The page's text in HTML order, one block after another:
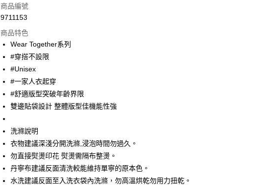
信用卡一次付款
Apple Pay
街口支付
悠遊付
大哥付你分期
相關說明
【大哥付你分期使用說明】
1.本服務由台灣大哥大提供，台灣大哥大用戶可立即使用無須另外申請。
2.付款方式選擇「大哥付你分期」，訂單成立後會自動跳轉到大哥付的交易
流程，驗證手機門號後，選擇欲分期的期數、繳款截止日，確認付款後即
完成交易。
4.訂單成立30分鐘內，如未前往確認交易或遇審核未通過，訂單將自動取
消。如遇「轉專審核」未通過狀況，表示未達大哥付你分期系統評分，恕
運送方式
全家取貨付款
商品編號
9711153
商品特色
Wear Together系列
#穿搭不設限
#Unisex
#一家人衣起穿
#舒適版型突破年齡界限
雙邊貼袋設計 整體版型佳機能性強
洗滌說明
衣物建議深淺分開洗滌,浸泡時間勿過久。
勿直接熨燙印花 熨燙需隔布整燙。
丹寧布建議反面清洗較能維持單寧的原本色。
水洗建議反面至入洗衣袋內洗滌，勿高溫烘乾勿用力扭乾。